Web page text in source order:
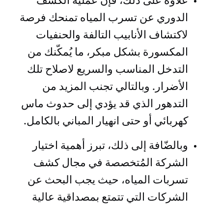
الدوري عن تسرب المياه تمنحك فرصة
لاكتشاف الأنابيب التالفة والحنفيات
المكسورة بشكل مبكر، ما يُمكّنك من
التدخل المناسب والسريع لاصلاح تلك
الأضرار. وبالتالي تجنب المزيد من
التدهور الذي قد يؤدي إلى حدوث ماس
كهربائي أو حتى انهيار المباني بالكامل.
وبالضّافة إلى ذلك، تبرز أهمية اختيار
الشركة المُتخصصة في مجال كشف
تسربات المياه، حيث يجب البحث عن
الشركات التي تتمتع بمصداقية عالية